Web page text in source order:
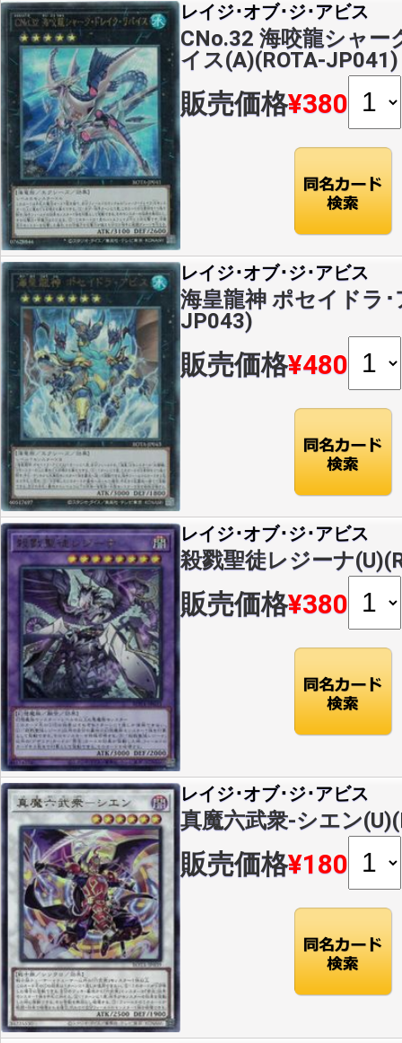
レイジ･オブ･ジ･アビス
CNo.32 海咬龍シャー
イス(A)(ROTA-JP041)
販売価格¥380
レイジ･オブ･ジ･アビス
海皇龍神 ポセイドラ
JP043)
販売価格¥480
レイジ･オブ･ジ･アビス
殺戮聖徒レジーナ
販売価格¥380
レイジ･オブ･ジ･アビス
真魔六武衆-シエン
販売価格¥180